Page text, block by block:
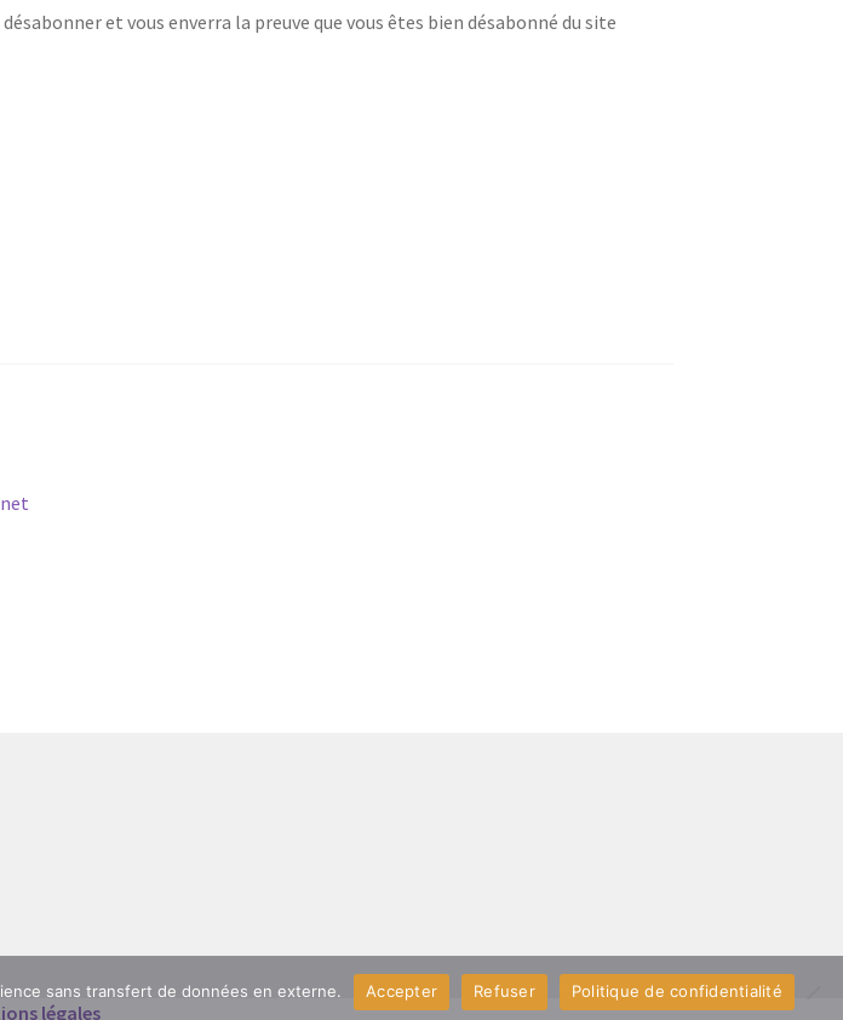
et vous enverra la preuve que vous êtes bien désabonné du site
légales
sans transfert de données en externe. Accepter Refuser Politique de confidentialité